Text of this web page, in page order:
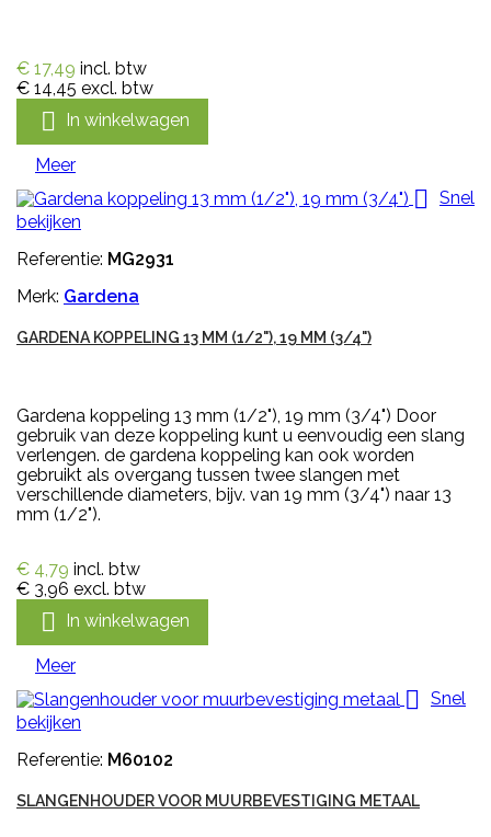
€ 17,49 incl. btw
€ 14,45 excl. btw
 In winkelwagen
Meer
 Snel
bekijken
Referentie: MG2931
Merk: Gardena
GARDENA KOPPELING 13 MM (1/2"), 19 MM (3/4")
Gardena koppeling 13 mm (1/2"), 19 mm (3/4") Door
gebruik van deze koppeling kunt u eenvoudig een slang
verlengen. de gardena koppeling kan ook worden
gebruikt als overgang tussen twee slangen met
verschillende diameters, bijv. van 19 mm (3/4") naar 13
mm (1/2").
€ 4,79 incl. btw
€ 3,96 excl. btw
 In winkelwagen
Meer
 Snel
bekijken
Referentie: M60102
SLANGENHOUDER VOOR MUURBEVESTIGING METAAL